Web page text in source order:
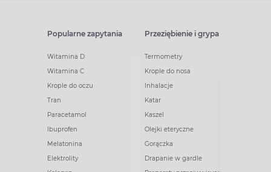
Popularne zapytania
Witamina D
Witamina C
Krople do oczu
Tran
Paracetamol
Ibuprofen
Melatonina
Elektrolity
Przeziębienie i grypa
Termometry
Krople do nosa
Inhalacje
Katar
Kaszel
Olejki eteryczne
Gorączka
Drapanie w gardle